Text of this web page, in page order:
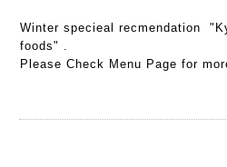
Winter specieal recmendation
foods" .
Please Check Menu Page for